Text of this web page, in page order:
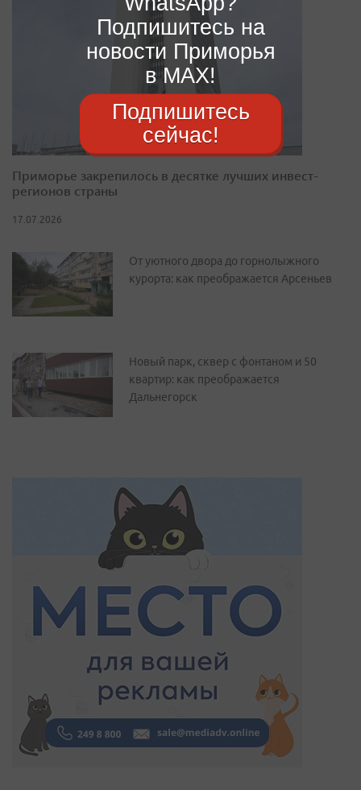
Приморье закрепилось в десятке лучших инвест-
регионов страны
17.07.2026
От уютного двора до горнолыжного
курорта: как преображается Арсеньев
Новый парк, сквер с фонтаном и 50
квартир: как преображается
Дальнегорск
Подпишитесь на
новости Приморья
в MAX!
Подпишитесь
сейчас!